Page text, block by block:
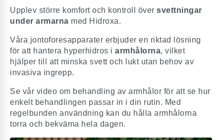
Upplev större komfort och kontroll över svettningar
under armarna med Hidroxa.
Våra jontoforesapparater erbjuder en riktad lösning
för att hantera hyperhidros i armhålorna, vilket
hjälper till att minska svett och lukt utan behov av
invasiva ingrepp.
Se vår video om behandling av armhålor för att se hur
enkelt behandlingen passar in i din rutin. Med
regelbunden användning kan du hålla armhålorna
torra och bekväma hela dagen.